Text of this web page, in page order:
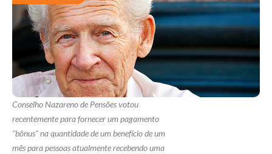
Conselho Nazareno de Pensões votou
recentemente para fornecer um pagamento
"bônus" na quantidade de um benefício de um
mês para pessoas atualmente recebendo uma